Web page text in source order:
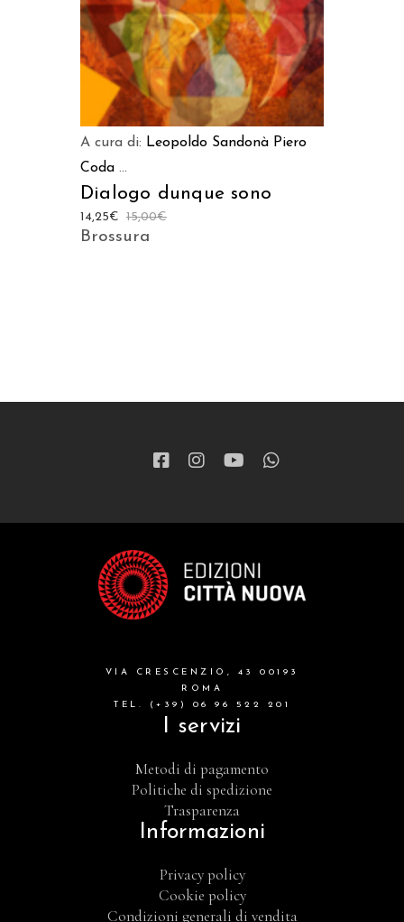
A cura di: Leopoldo Sandonà Piero
Coda ...
Dialogo dunque sono
15,00€
14,25€
Brossura
VIA CRESCENZIO, 43 00193
ROMA
TEL. (+39) 06 96 522 201
I servizi
Metodi di pagamento
Politiche di spedizione
Trasparenza
Informazioni
Privacy policy
Cookie policy
Condizioni generali di vendita